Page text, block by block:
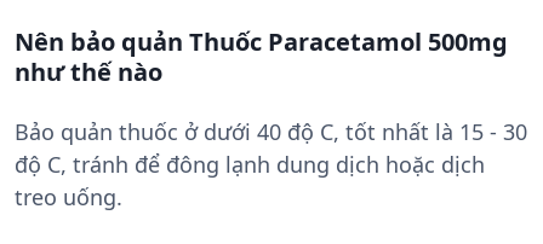
Nên bảo quản Thuốc Paracetamol 500mg
như thế nào
Bảo quản thuốc ở dưới 40 độ C, tốt nhất là 15 - 30
độ C, tránh để đông lạnh dung dịch hoặc dịch
treo uống.